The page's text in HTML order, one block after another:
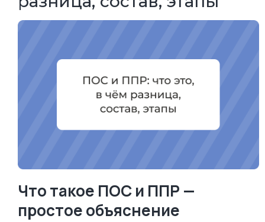
Что такое ПОС и ППР —
простое объяснение